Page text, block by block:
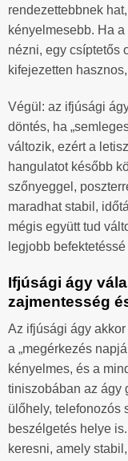
rendezettebbnek
kényelmesebb. Ha
nézni, egy csíptetős
kifejezetten
Végül: az ifjúsági
döntés, ha
változik, ezért a
hangulatot később
szőnyeggel,
maradhat stabil,
mégis együtt tud
legjobb
Ifjúsági ágy
zajmentesség
Az ifjúsági ágy
a „megérkezés
kényelmes, és a
tiniszobában az ágy
ülőhely, telefonozós
beszélgetés helye
keresni, amely